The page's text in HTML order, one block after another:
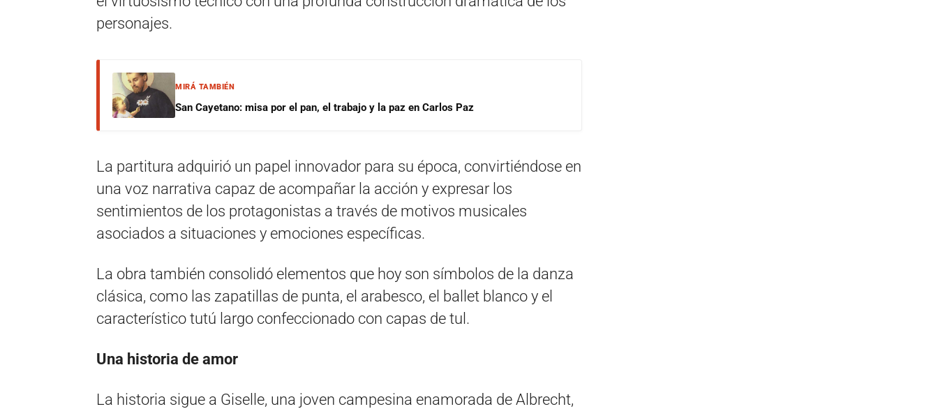
personajes.
MIRÁ TAMBIÉN
San Cayetano: misa por el pan, el trabajo y la paz en Carlos Paz
La partitura adquirió un papel innovador para su época, convirtiéndose en
una voz narrativa capaz de acompañar la acción y expresar los
sentimientos de los protagonistas a través de motivos musicales
asociados a situaciones y emociones específicas.
La obra también consolidó elementos que hoy son símbolos de la danza
clásica, como las zapatillas de punta, el arabesco, el ballet blanco y el
característico tutú largo confeccionado con capas de tul.
Una historia de amor
La historia sigue a Giselle, una joven campesina enamorada de Albrecht,